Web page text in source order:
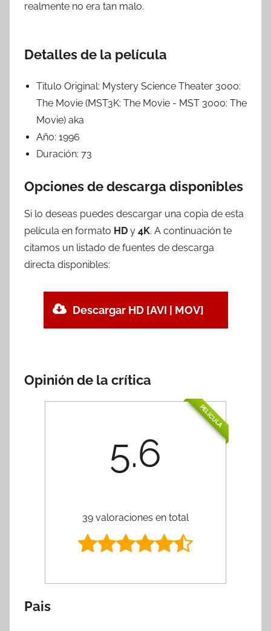
realmente no era tan malo.
Detalles de la película
Titulo Original: Mystery Science Theater 3000:
The Movie (MST3K: The Movie - MST 3000: The
Movie) aka
Año: 1996
Duración: 73
Opciones de descarga disponibles
Si lo deseas puedes descargar una copia de esta
película en formato HD y 4K. A continuación te
citamos un listado de fuentes de descarga
directa disponibles:
Descargar HD [AVI | MOV]
Opinión de la crítica
PELÍCULA
5.6
39 valoraciones en total
Pais